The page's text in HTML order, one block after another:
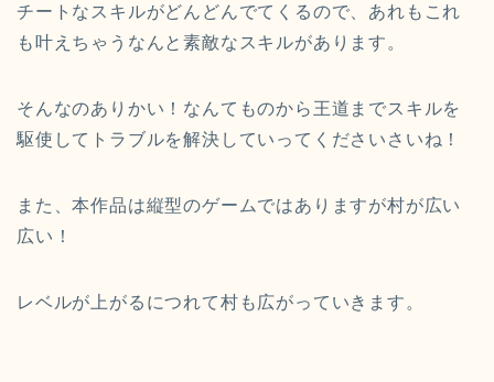
チートなスキルがどんどんでてくるので、あれもこれ
も叶えちゃうなんと素敵なスキルがあります。
そんなのありかい！なんてものから王道までスキルを
駆使してトラブルを解決していってくださいさいね！
また、本作品は縦型のゲームではありますが村が広い
広い！
レベルが上がるにつれて村も広がっていきます。